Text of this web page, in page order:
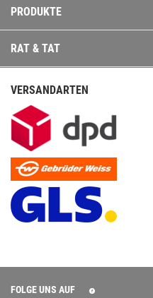
PRODUKTE
RAT & TAT
VERSANDARTEN
FOLGE UNS AUF